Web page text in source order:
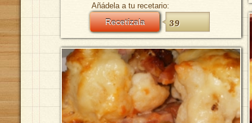
Añádela a tu recetario:
Recetízala 39